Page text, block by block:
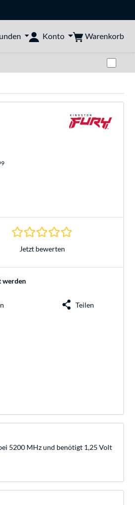
Konto Warenkorb
0.0 Sterne bei 0
Jetzt bewerten
werden
Teilen
5200 MHz und benötigt 1,25 Volt